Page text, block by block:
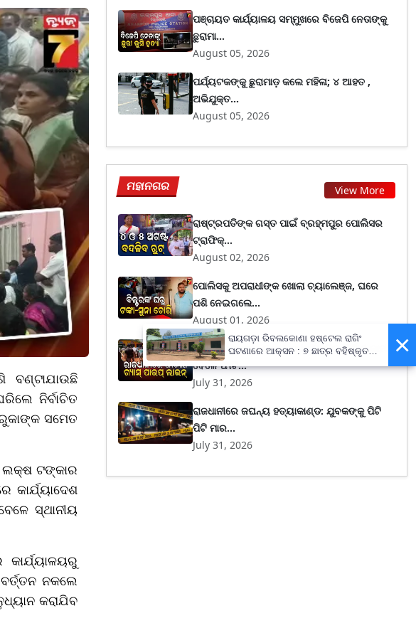
ବଣ୍ଟାଯାଉଛି
ନିର୍ବାଚିତ
ସମେତ
ଲକ୍ଷ ଟଙ୍କାର
କାର୍ଯ୍ୟାଦେଶ
ସ୍ଥାନୀୟ
ନକଲେ
କରାଯିବ
ପଞ୍ଚାୟତ କାର୍ଯ୍ୟାଳୟ ସମ୍ମୁଖରେ ବିଜେପି ନେତାଙ୍କୁ
ଛୁରାମା...
August 05, 2026
ପର୍ଯ୍ୟଟକଙ୍କୁ ଛୁରାମାଡ଼ କଲେ ମହିଳା; ୪ ଆହତ ,
ଅଭିଯୁକ୍ତ...
August 05, 2026
ମହାନଗର View More
ରାଷ୍ଟ୍ରପତିଙ୍କ ଗସ୍ତ ପାଇଁ ବ୍ରହ୍ମପୁର ପୋଲିସର
ଟ୍ରାଫିକ୍...
August 02, 2026
ପୋଲିସକୁ ଅପରାଧୀଙ୍କ ଖୋଲା ଚ୍ୟାଲେଞ୍ଜ, ଘରେ
ପଶି ନେଇଗଲେ...
August 01, 2026
Bhubaneswar Gas Leak: ମନ୍ଦିର ନିର୍ମାଣ କାମ
ବେଳେ ଫାଟି...
July 31, 2026
ରାଜଧାନୀରେ ଜଘନ୍ୟ ହତ୍ୟାକାଣ୍ଡ: ଯୁବକଙ୍କୁ ପିଟି
ପିଟି ମାର...
July 31, 2026
×
ରାୟଗଡ଼ା ରିବଲକୋଣା ହଷ୍ଟେଲ ରାଗିଂ
ଘଟଣାରେ ଆକ୍ସନ : ୭ ଛାତ୍ର ବହିଷ୍କୃତ,